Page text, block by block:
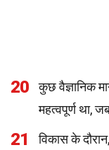
20
कुछ वैज्ञानिक
महत्वपूर्ण था,
21
विकास के